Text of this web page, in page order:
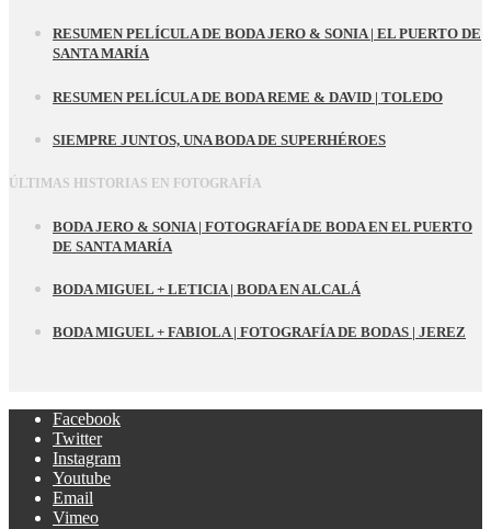
RESUMEN PELÍCULA DE BODA JERO & SONIA | EL PUERTO DE
SANTA MARÍA
RESUMEN PELÍCULA DE BODA REME & DAVID | TOLEDO
SIEMPRE JUNTOS, UNA BODA DE SUPERHÉROES
ÚLTIMAS HISTORIAS EN FOTOGRAFÍA
BODA JERO & SONIA | FOTOGRAFÍA DE BODA EN EL PUERTO
DE SANTA MARÍA
BODA MIGUEL + LETICIA | BODA EN ALCALÁ
BODA MIGUEL + FABIOLA | FOTOGRAFÍA DE BODAS | JEREZ
Facebook
Twitter
Instagram
Youtube
Email
Vimeo